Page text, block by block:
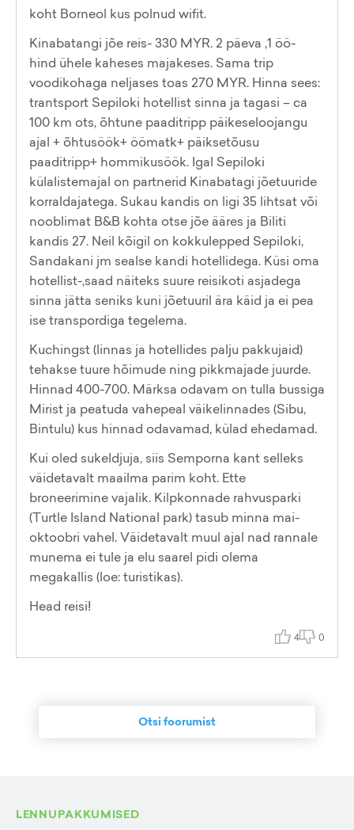
koht Borneol kus polnud wifit.
Kinabatangi jõe reis- 330 MYR. 2 päeva ,1 öö-
hind ühele kaheses majakeses. Sama trip
voodikohaga neljases toas 270 MYR. Hinna sees:
trantsport Sepiloki hotellist sinna ja tagasi – ca
100 km ots, õhtune paaditripp päikeseloojangu
ajal + õhtusöök+ öömatk+ päiksetõusu
paaditripp+ hommikusöök. Igal Sepiloki
külalistemajal on partnerid Kinabatagi jõetuuride
korraldajatega. Sukau kandis on ligi 35 lihtsat või
nooblimat B&B kohta otse jõe ääres ja Biliti
kandis 27. Neil kõigil on kokkulepped Sepiloki,
Sandakani jm sealse kandi hotellidega. Küsi oma
hotellist-,saad näiteks suure reisikoti asjadega
sinna jätta seniks kuni jõetuuril ära käid ja ei pea
ise transpordiga tegelema.
Kuchingst (linnas ja hotellides palju pakkujaid)
tehakse tuure hõimude ning pikkmajade juurde.
Hinnad 400-700. Märksa odavam on tulla bussiga
Mirist ja peatuda vahepeal väikelinnades (Sibu,
Bintulu) kus hinnad odavamad, külad ehedamad.
Kui oled sukeldjuja, siis Semporna kant selleks
väidetavalt maailma parim koht. Ette
broneerimine vajalik. Kilpkonnade rahvusparki
(Turtle Island National park) tasub minna mai-
oktoobri vahel. Väidetavalt muul ajal nad rannale
munema ei tule ja elu saarel pidi olema
megakallis (loe: turistikas).
Head reisi!
4 0
Otsi foorumist
LENNUPAKKUMISED